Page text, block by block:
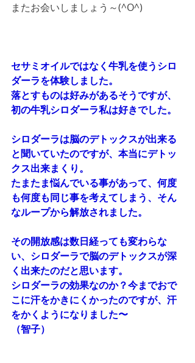
またお会いしましょう～(^O^)
セサミオイルではなく牛乳を使うシロ
ダーラを体験しました。
落とすものは好みがあるそうですが、
初の牛乳シロダーラ私は好きでした。
シロダーラは脳のデトックスが出来る
と聞いていたのですが、本当にデトッ
クス出来まくり。
たまたま悩んでいる事があって、何度
も何度も同じ事を考えてしまう、そん
なループから解放されました。
その開放感は数日経っても変わらな
い、シロダーラで脳のデトックスが深
く出来たのだと思います。
シロダーラの効果なのか？今までおで
こに汗をかきにくかったのですが、汗
をかくようになりました〜
（智子）